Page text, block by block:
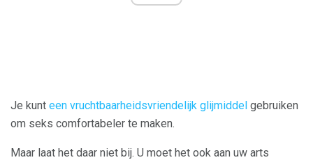
Je kunt een vruchtbaarheidsvriendelijk glijmiddel gebruiken
om seks comfortabeler te maken.
Maar laat het daar niet bij. U moet het ook aan uw arts